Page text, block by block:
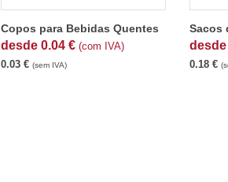
Copos para Bebidas Quentes
desde 0.04 € (com IVA)
0.03 € (sem IVA)
Sacos
desde
0.18 €